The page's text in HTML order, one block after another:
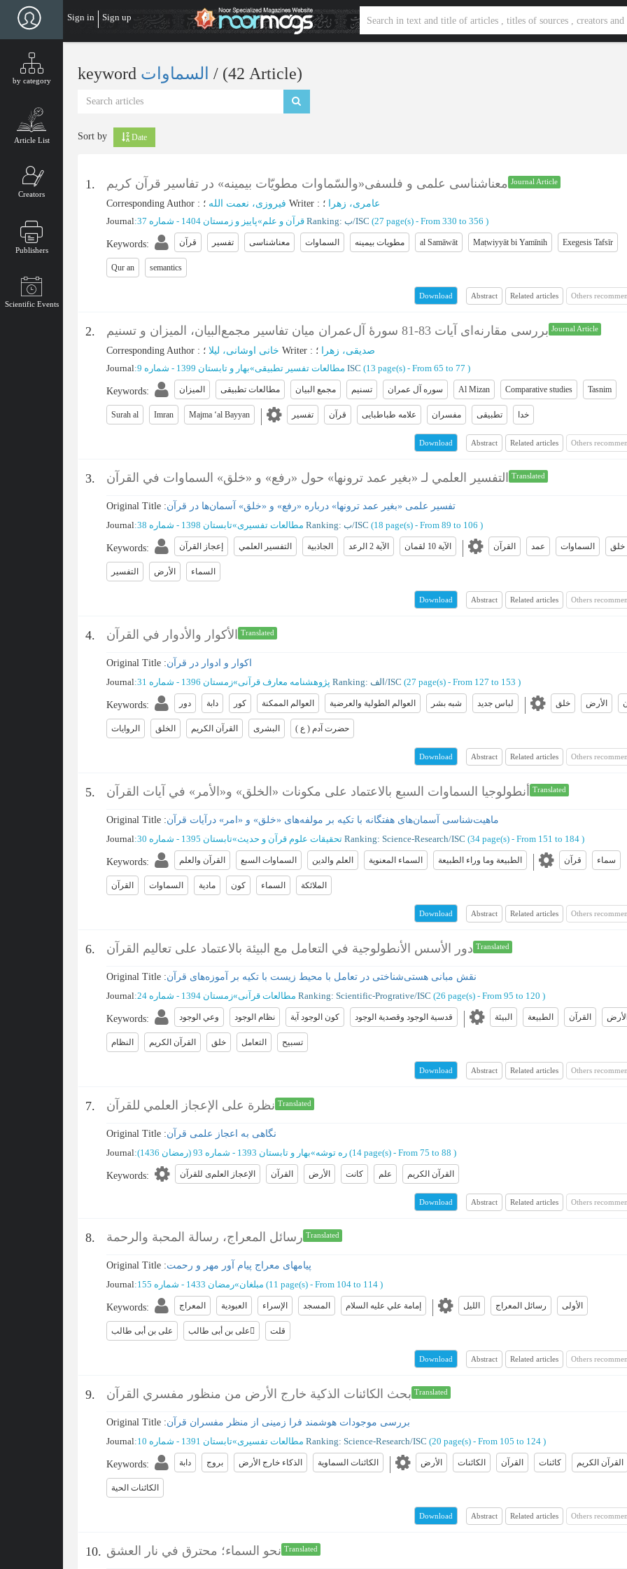
Sign in Sign up
by category
Article List
Creators
Publishers
Scientific Events
keyword ‎/ (42 Article)
Sort by Date
1. معناشناسی علمی و فلسفی«والسّماوات مطویّات بیمینه» در تفاسیر قرآن کریم Journal Article
Corresponding Author : فیروزی، نعمت الله Writer : عامری، زهرا
؛
Journal: قرآن و علم»پاییز و زمستان 1404 - شماره 37 Ranking: ب/ISC (‎27 page(s) - From 330 to 356 )
Keywords: قرآن تفسیر معناشناسی السماوات مطویات بیمینه al Samāwāt Maṭwiyyāt bi Yamīnih Exegesis Tafsīr
Qur an semantics
Download Abstract Related articles Others
2. بررسی مقارنه‌ای آیات 83-81 سورۀ آل‌عمران میان تفاسیر مجمع‌البیان، المیزان و تسنیم Journal Article
Corresponding Author : خانی اوشانی، لیلا Writer : صدیقی، زهرا
؛
Journal: مطالعات تفسیر تطبیقی»بهار و تابستان 1399 - شماره 9 ISC (‎13 page(s) - From 65 to 77 )
Keywords: المیزان مطالعات تطبیقی مجمع البیان تسنیم سوره آل عمران Al Mizan Comparative studies Tasnim
Surah al Imran Majma ‘al Bayyan تفسیر قرآن علامه طباطبایی مفسران تطبیقی خدا
Download Abstract Related articles Others
3. التفسير العلمي لـ «بغير عمد ترونها» حول «رفع» و «خلق» السماوات في القرآن Translated
Original Title :تفسیر علمی «بغیر عمد ترونها» درباره «رفع» و «خلق» آسمان‌ها در قرآن
Journal: مطالعات تفسیری»تابستان 1398 - شماره 38 Ranking: ب/ISC (‎18 page(s) - From 89 to 106 )
Keywords: إعجاز القرآن التفسير العلمي الجاذبية الآية 2 الرعد الآية 10 لقمان القرآن عمد السماوات خلق
التفسیر الأرض السماء
Download Abstract Related articles Others
4. الأكوار والأدوار في القرآن Translated
Original Title :اکوار و ادوار در قرآن
Journal: پژوهشنامه معارف قرآنی»زمستان 1396 - شماره 31 Ranking: الف/ISC (‎27 page(s) - From 127 to 153 )
Keywords: دور دابة كور العوالم الممكنة العوالم الطولية والعرضية شبه بشر لباس جديد خلق الأرض
الروایات الخلق القرآن الکریم البشری حضرت آدم ( ع )
Download Abstract Related articles Others
5. أنطولوجيا السماوات السبع بالاعتماد على مكونات «الخلق» و«الأمر» في آيات القرآن Translated
Original Title :ماهیت‌شناسی آسمان‌های هفتگانه با تکیه بر مولفه‌های «خلق» و «امر» درآیات قرآن
Journal: تحقیقات علوم قرآن و حدیث»تابستان 1395 - شماره 30 Ranking: Science-Research/ISC (‎34 page(s) - From 151 to 184 )
Keywords: القرآن والعلم السماوات السبع العلم والدين السماء المعنوية الطبيعة وما وراء الطبيعة قرآن سماء
القرآن السماوات مادیة کون السماء الملائکة
Download Abstract Related articles Others
6. دور الأسس الأنطولوجية في التعامل مع البيئة بالاعتماد على تعاليم القرآن Translated
Original Title :نقش مبانی هستی‌شناختی در تعامل با محیط زیست با تکیه بر آموزه‌های قرآن
Journal: مطالعات قرآنی»زمستان 1394 - شماره 24 Ranking: Scientific-Progrative/ISC (‎26 page(s) - From 95 to 120 )
Keywords: وعي الوجود نظام الوجود كون الوجود آية قدسية الوجود وقصدية الوجود البیئة الطبیعة القرآن الأرض
النظام القرآن الکریم خلق التعامل تسبیح
Download Abstract Related articles Others
7. نظرة على الإعجاز العلمي للقرآن Translated
Original Title :نگاهی به اعجاز علمی قرآن
Journal: ره توشه»بهار و تابستان 1393 - شماره 93 (رمضان 1436) (‎14 page(s) - From 75 to 88 )
Keywords: الإعجاز العلم‌ی للقرآن القرآن الأرض کانت علم القرآن الکریم
Download Abstract Related articles Others
8. رسائل المعراج، رسالة المحبة والرحمة Translated
Original Title :پیامهای معراج پیام آور مهر و رحمت
Journal: مبلغان»رمضان 1433 - شماره 155 (‎11 page(s) - From 104 to 114 )
Keywords: المعراج العبودية الإسراء المسجد إمامة علي عليه السلام اللیل رسائل المعراج الأولى
علی بن أبی طالب علی بن أبی طالب قلت
Download Abstract Related articles Others
9. بحث الكائنات الذكية خارج الأرض من منظور مفسري القرآن Translated
Original Title :بررسی موجودات هوشمند فرا زمینی از منظر مفسران قرآن
Journal: مطالعات تفسیری»تابستان 1391 - شماره 10 Ranking: Science-Research/ISC (‎20 page(s) - From 105 to 124 )
Keywords: دابة بروج الذكاء خارج الأرض الكائنات السماوية الأرض الکائنات القرآن کائنات القرآن الکریم
الکائنات الحیة
Download Abstract Related articles Others
10. نحو السماء؛ محترق في نار العشق Translated